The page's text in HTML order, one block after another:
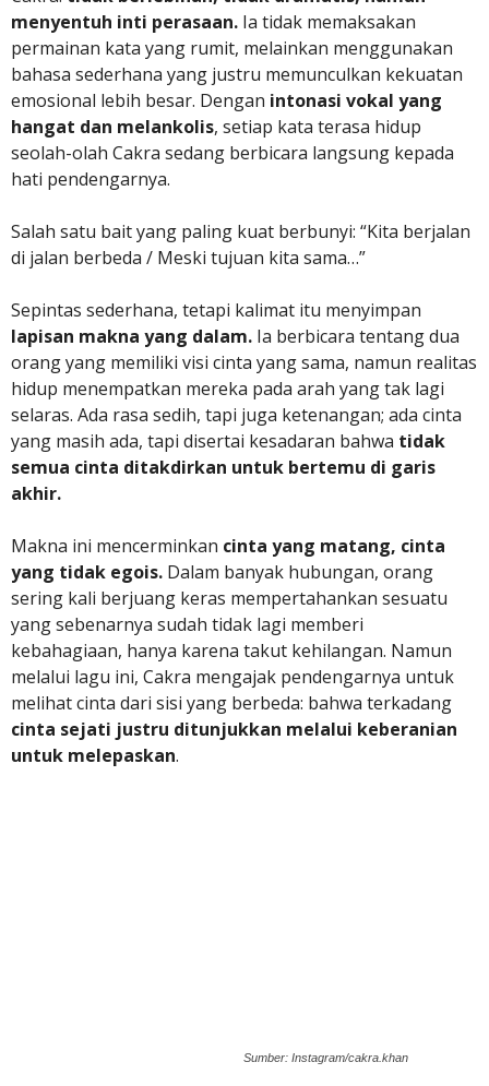
menyentuh inti perasaan. Ia tidak memaksakan
permainan kata yang rumit, melainkan menggunakan
bahasa sederhana yang justru memunculkan kekuatan
emosional lebih besar. Dengan intonasi vokal yang
hangat dan melankolis, setiap kata terasa hidup
seolah-olah Cakra sedang berbicara langsung kepada
hati pendengarnya.
Salah satu bait yang paling kuat berbunyi: “Kita berjalan
di jalan berbeda / Meski tujuan kita sama…”
Sepintas sederhana, tetapi kalimat itu menyimpan
lapisan makna yang dalam. Ia berbicara tentang dua
orang yang memiliki visi cinta yang sama, namun realitas
hidup menempatkan mereka pada arah yang tak lagi
selaras. Ada rasa sedih, tapi juga ketenangan; ada cinta
yang masih ada, tapi disertai kesadaran bahwa tidak
semua cinta ditakdirkan untuk bertemu di garis
akhir.
Makna ini mencerminkan cinta yang matang, cinta
yang tidak egois. Dalam banyak hubungan, orang
sering kali berjuang keras mempertahankan sesuatu
yang sebenarnya sudah tidak lagi memberi
kebahagiaan, hanya karena takut kehilangan. Namun
melalui lagu ini, Cakra mengajak pendengarnya untuk
melihat cinta dari sisi yang berbeda: bahwa terkadang
cinta sejati justru ditunjukkan melalui keberanian
untuk melepaskan.
Sumber: Instagram/cakra.khan